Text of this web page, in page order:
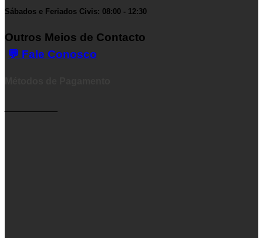
Sábados e Feriados Civis: 08:00 - 12:30
Outros Meios de Contacto
💬 Fale Conosco